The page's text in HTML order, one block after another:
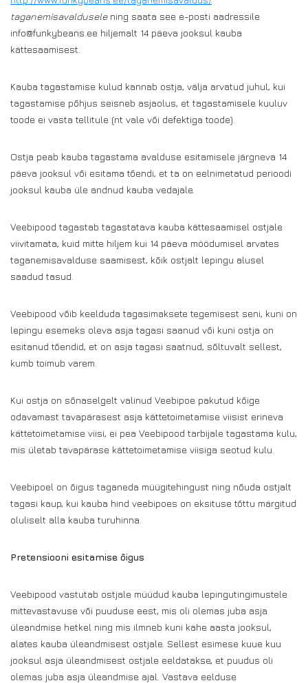
taganemisavalduselening saata see e-posti aadressile
info@funkybeans.ee hiljemalt 14 päeva jooksul kauba
kättesaamisest.
Kauba tagastamise kulud kannab ostja, välja arvatud juhul, kui
tagastamise põhjus seisneb asjaolus, et tagastamisele kuuluv
toode ei vasta tellitule (nt vale või defektiga toode).
Ostja peab kauba tagastama avalduse esitamisele järgneva 14
päeva jooksul või esitama tõendi, et ta on eelnimetatud perioodi
jooksul kauba üle andnud kauba vedajale.
Veebipood tagastab tagastatava kauba kättesaamisel ostjale
viivitamata, kuid mitte hiljem kui 14 päeva möödumisel arvates
taganemisavalduse saamisest, kõik ostjalt lepingu alusel
saadud tasud.
Veebipood võib keelduda tagasimaksete tegemisest seni, kuni on
lepingu esemeks oleva asja tagasi saanud või kuni ostja on
esitanud tõendid, et on asja tagasi saatnud, sõltuvalt sellest,
kumb toimub varem.
Kui ostja on sõnaselgelt valinud Veebipoe pakutud kõige
odavamast tavapärasest asja kättetoimetamise viisist erineva
kättetoimetamise viisi, ei pea Veebipood tarbijale tagastama kulu,
mis ületab tavapärase kättetoimetamise viisiga seotud kulu.
Veebipoel on õigus taganeda müügitehingust ning nõuda ostjalt
tagasi kaup, kui kauba hind veebipoes on eksituse tõttu märgitud
oluliselt alla kauba turuhinna.
Pretensiooni esitamise õigus
Veebipood vastutab ostjale müüdud kauba lepingutingimustele
mittevastavuse või puuduse eest, mis oli olemas juba asja
üleandmise hetkel ning mis ilmneb kuni kahe aasta jooksul,
alates kauba üleandmisest ostjale. Sellest esimese kuue kuu
jooksul asja üleandmisest ostjale eeldatakse, et puudus oli
olemas juba asja üleandmise ajal. Vastava eelduse